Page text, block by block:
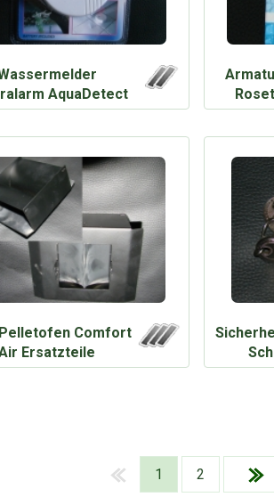
AquaDetect
85dB
Comfort
Ersatzteile
1 2